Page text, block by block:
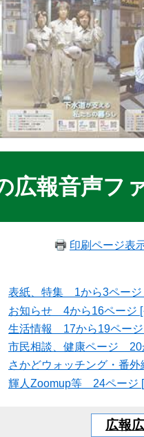
広報音声フ
印刷ページ表
表紙、特集 1から3ページ
お知らせ 4から16ページ [
生活情報 17から19ページ
市民相談、健康ページ 20
さかどウォッチング・番
輝人Zoomup等 24ページ
広報